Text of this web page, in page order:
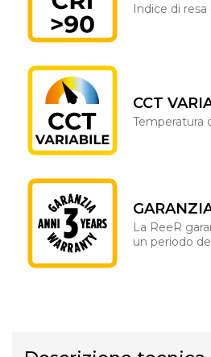
Indice di
CCT
Temperatura
La ReeR
un periodo